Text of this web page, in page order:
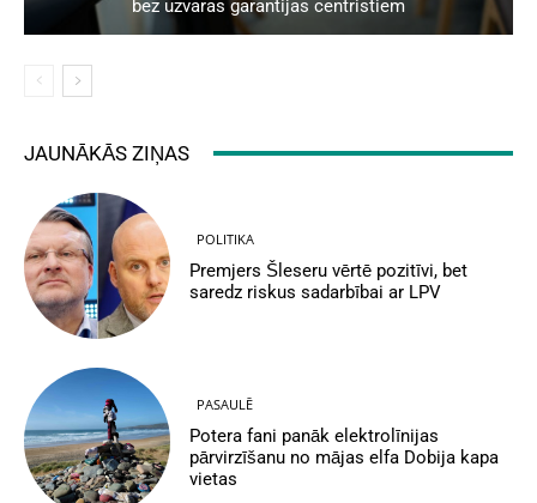
bez uzvaras garantijas centristiem
JAUNĀKĀS ZIŅAS
POLITIKA
Premjers Šleseru vērtē pozitīvi, bet
saredz riskus sadarbībai ar LPV
PASAULĒ
Potera fani panāk elektrolīnijas
pārvirzīšanu no mājas elfa Dobija kapa
vietas